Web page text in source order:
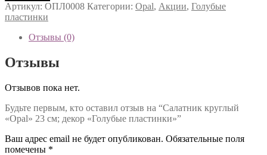
Артикул: ОПЛ0008 Категории: Opal, Акции, Голубые
пластинки
Отзывы (0)
Отзывы
Отзывов пока нет.
Будьте первым, кто оставил отзыв на “Салатник круглый
«Opal» 23 см; декор «Голубые пластинки»”
Ваш адрес email не будет опубликован. Обязательные поля
помечены *